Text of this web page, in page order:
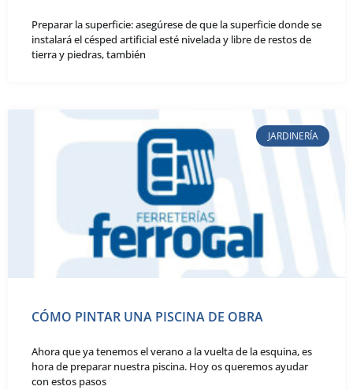
Preparar la superficie: asegúrese de que la superficie donde se
instalará el césped artificial esté nivelada y libre de restos de
tierra y piedras, también
JARDINERÍA
CÓMO PINTAR UNA PISCINA DE OBRA
Ahora que ya tenemos el verano a la vuelta de la esquina, es
hora de preparar nuestra piscina. Hoy os queremos ayudar
con estos pasos